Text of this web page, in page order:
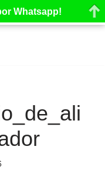
Whatsapp!